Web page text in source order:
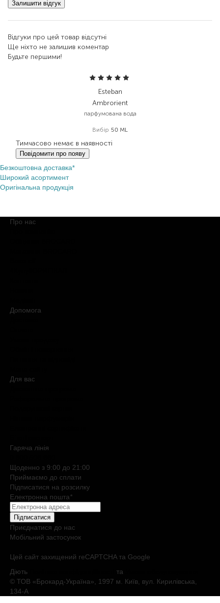
Залишити відгук
Відгуки про цей товар відсутні
Ще ніхто не залишив коментар
Будьте першими!
Esteban
Ambrorient
парфумована вода
Вибір 50 ML
Тимчасово немає в наявності
Повідомити про появу
Безкоштовна доставка*
Широкий асортимент
Оригінальна продукція
Про нас
Допомога
Для вас
Гаряча лiнiя
Щоденно з 9:00 до 21:00
Приймаємо до сплати
Підписатися на розсилку
Електронна пошта*
Підписатися
Приєднатися до нас
Мобільний застосунок
Цей сайт захищений reCAPTCHA та Google
Діють
та
© ТОВ «Брокард-Україна», 1997 м. Київ, вул. Кирилівська,
134-А